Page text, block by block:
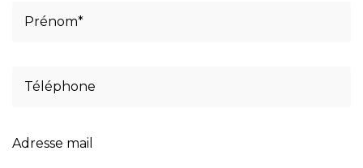
Adresse mail